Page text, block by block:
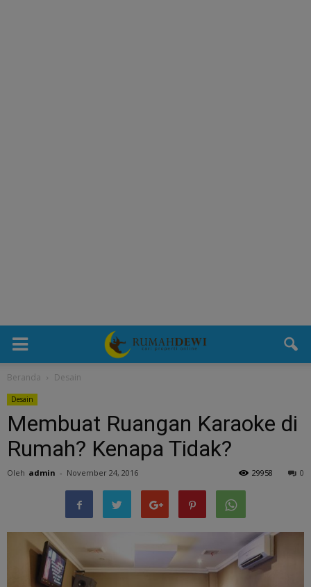
Beranda Desain
Desain
Membuat Ruangan Karaoke di
Rumah? Kenapa Tidak?
Oleh admin - November 24, 2016 0
29958